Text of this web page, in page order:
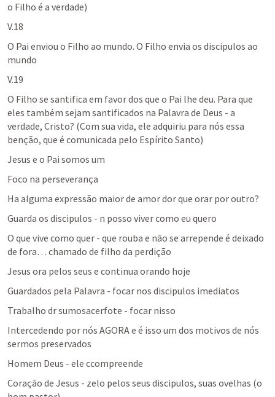
o Filho é a verdade)
V.18
O Pai enviou o Filho ao mundo. O Filho envia os discipulos ao
mundo
V.19
O Filho se santifica em favor dos que o Pai lhe deu. Para que
eles também sejam santificados na Palavra de Deus - a
verdade, Cristo? (Com sua vida, ele adquiriu para nós essa
benção, que é comunicada pelo Espírito Santo)
Jesus e o Pai somos um
Foco na perseverança
Ha alguma expressão maior de amor dor que orar por outro?
Guarda os discipulos - n posso viver como eu quero
O que vive como quer - que rouba e não se arrepende é deixado
de fora… chamado de filho da perdição
Jesus ora pelos seus e continua orando hoje
Guardados pela Palavra - focar nos discipulos imediatos
Trabalho dr sumosacerfote - focar nisso
Intercedendo por nós AGORA e é isso um dos motivos de nós
sermos preservados
Homem Deus - ele ccompreende
Coração de Jesus - zelo pelos seus discipulos, suas ovelhas (o